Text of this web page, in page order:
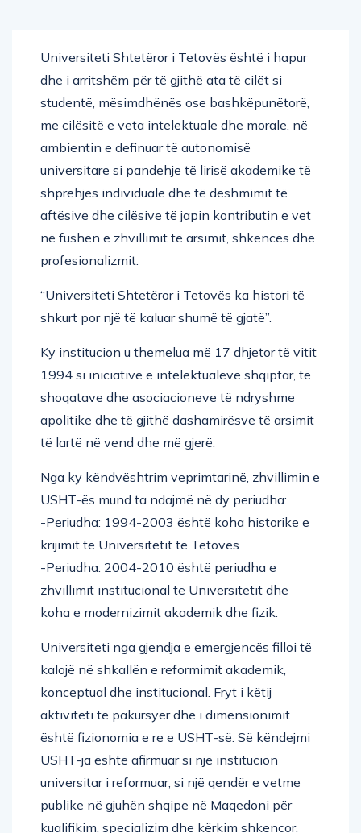
Universiteti Shtetëror i Tetovës është i hapur
dhe i arritshëm për të gjithë ata të cilët si
studentë, mësimdhënës ose bashkëpunëtorë,
me cilësitë e veta intelektuale dhe morale, në
ambientin e definuar të autonomisë
universitare si pandehje të lirisë akademike të
shprehjes individuale dhe të dëshmimit të
aftësive dhe cilësive të japin kontributin e vet
në fushën e zhvillimit të arsimit, shkencës dhe
profesionalizmit.
“Universiteti Shtetëror i Tetovës ka histori të
shkurt por një të kaluar shumë të gjatë”.
Ky institucion u themelua më 17 dhjetor të vitit
1994 si iniciativë e intelektualëve shqiptar, të
shoqatave dhe asociacioneve të ndryshme
apolitike dhe të gjithë dashamirësve të arsimit
të lartë në vend dhe më gjerë.
Nga ky këndvështrim veprimtarinë, zhvillimin e
USHT-ës mund ta ndajmë në dy periudha:
-Periudha: 1994-2003 është koha historike e
krijimit të Universitetit të Tetovës
-Periudha: 2004-2010 është periudha e
zhvillimit institucional të Universitetit dhe
koha e modernizimit akademik dhe fizik.
Universiteti nga gjendja e emergjencës filloi të
kalojë në shkallën e reformimit akademik,
konceptual dhe institucional. Fryt i këtij
aktiviteti të pakursyer dhe i dimensionimit
është fizionomia e re e USHT-së. Së këndejmi
USHT-ja është afirmuar si një institucion
universitar i reformuar, si një qendër e vetme
publike në gjuhën shqipe në Maqedoni për
kualifikim, specializim dhe kërkim shkencor.